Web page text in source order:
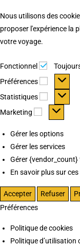
Nous utilisons des
proposer l'expérience la
votre voyage.
Fonctionnel
Préférences
Statistiques
Marketing Marketing
Gérer les options
Gérer les services
Gérer
En savoir plus sur
Accepter Refuser
Préférences
Politique de cookies
Politique d’utilisation